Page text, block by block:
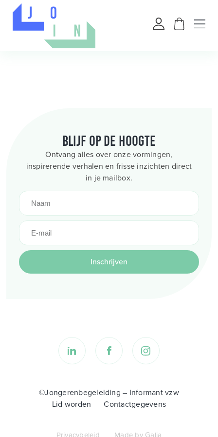
Blijf op de hoogte
Ontvang alles over onze vormingen,
inspirerende verhalen en frisse inzichten direct
in je mailbox.
Inschrijven
©Jongerenbegeleiding – Informant vzw
Lid worden
Contactgegevens